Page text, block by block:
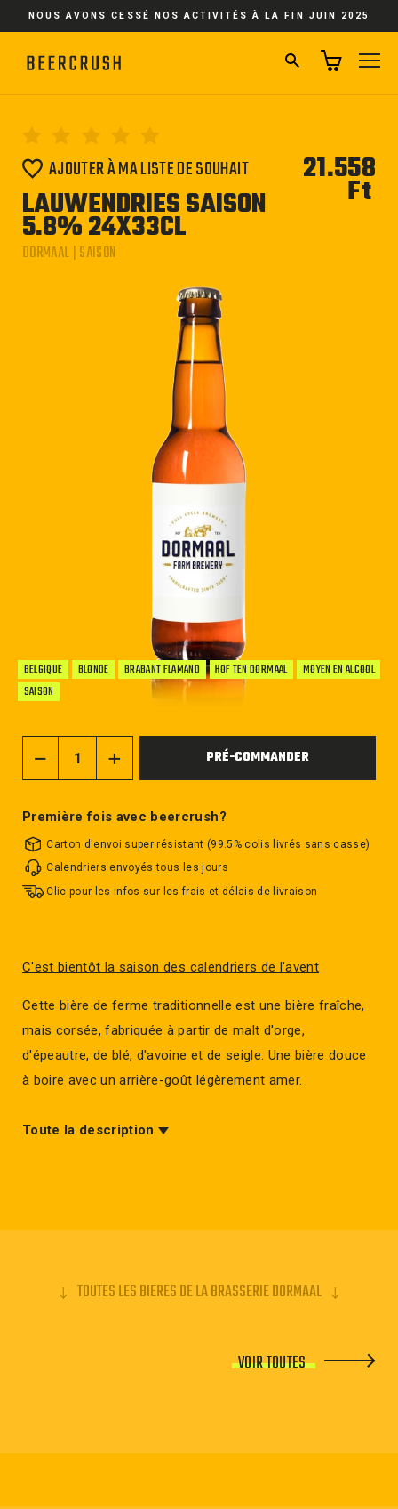
PasserNOUS AVONS CESSÉ NOS ACTIVITÉS À LA FIN JUIN 2025
RECHERCHER
AJOUTER À MA LISTE DE SOUHAIT
LAUWENDRIES SAISON
5.8% 24X33CL
DORMAAL | SAISON
BELGIQUE BLONDE BRABANT FLAMAND HOF TEN DORMAAL
MOYEN EN ALCOOL
SAISON
21.558
Ft
PRÉ-COMMANDER
Première fois avec beercrush?
Carton d'envoi super résistant (99.5% colis livrés sans casse)
Calendriers envoyés tous les jours
Clic pour les infos sur les frais et délais de livraison
C'est bientôt la saison des calendriers de l'avent
Cette bière de ferme traditionnelle est une bière fraîche,
mais corsée, fabriquée à partir de malt d'orge,
d'épeautre, de blé, d'avoine et de seigle. Une bière douce
à boire avec un arrière-goût légèrement amer.
Toute la description
TOUTES LES BIERES DE LA BRASSERIE DORMAAL
VOIR TOUTES